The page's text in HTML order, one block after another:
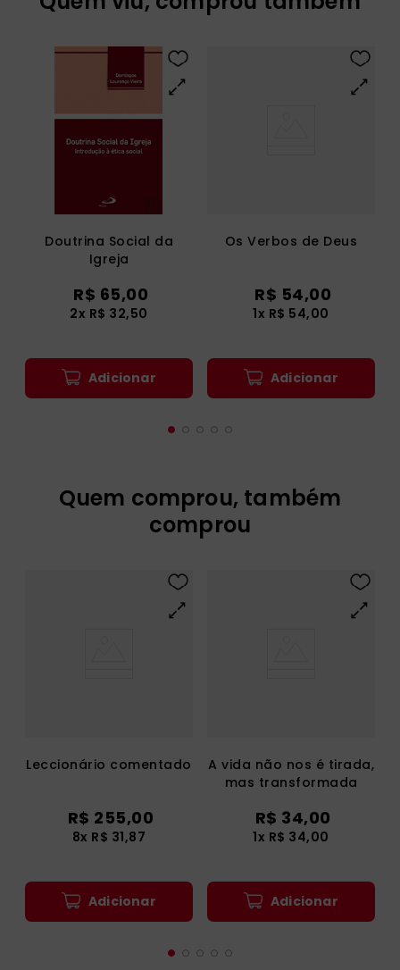
Doutrina Social da
Igreja
R$ 65,00
2x R$ 32,50
Adicionar
Os Verbos de Deus
R$ 54,00
1x R$ 54,00
Adicionar
Quem comprou, também
comprou
Leccionário comentado
R$ 255,00
8x R$ 31,87
Adicionar
A vida não nos é tirada,
mas transformada
R$ 34,00
1x R$ 34,00
Adicionar